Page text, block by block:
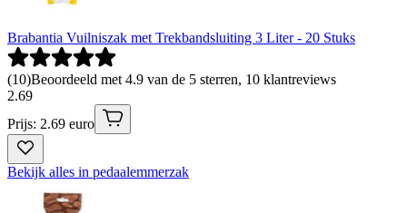
Brabantia Vuilniszak met Trekbandsluiting 3 Liter - 20 Stuks
(10)Beoordeeld met 4.9 van de 5 sterren, 10 klantreviews
2.69
Prijs: 2.69 euro
Bekijk alles in pedaalemmerzak